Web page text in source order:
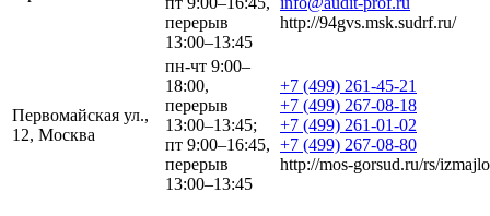
перерыв
13:00–13:45
http://94gvs.msk.sudrf.ru/
Первомайская ул.,
12, Москва
пн-чт 9:00–
18:00,
перерыв
13:00–13:45;
пт 9:00–16:45,
перерыв
13:00–13:45
+7 (499) 261-45-21
+7 (499) 267-08-18
+7 (499) 261-01-02
+7 (499) 267-08-80
http://mos-gorsud.ru/rs/